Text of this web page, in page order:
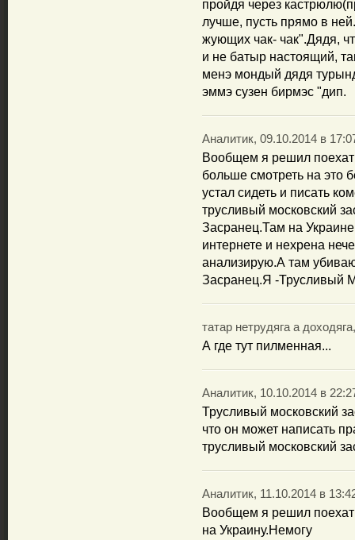
пройдя через
лучше, пусть прямо в
жующих чак- чак".Дядя,
и не батыр настоящий,
менэ мондый дядя
эммэ сузен бирмэс "дип.
Аналитик, 09.10.2014 в
Вообщем я решил
больше смотреть на это
устал сидеть и писать
трусливый московский
Засранец.Там на
интернете и нехрена
анализирую.А там
Засранец.Я -Трусливый
татар нетрудяга а
А где тут пилменная...
Аналитик, 10.10.2014 в
Трусливый московский
что он может написать
трусливый московский
Аналитик, 11.10.2014 в
Вообщем я решил
на Украину.Немогу